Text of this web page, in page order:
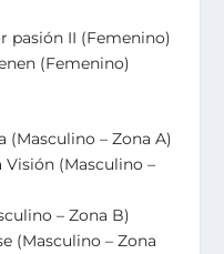
pasión II (Femenino)
(Femenino)
(Masculino – Zona A)
(Masculino –
– Zona B)
(Masculino – Zona